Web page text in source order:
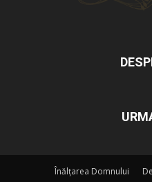
Înălțarea Domnului